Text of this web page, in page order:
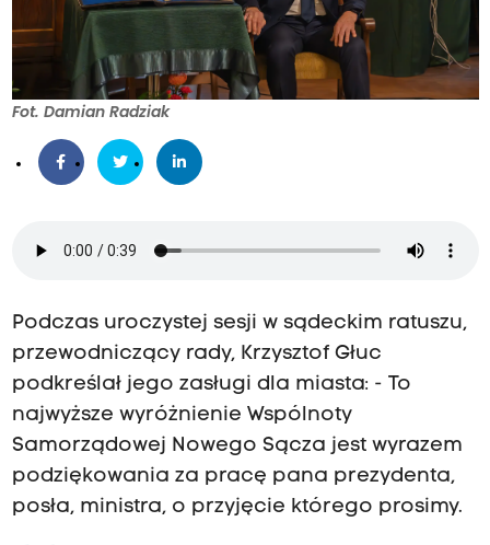
Fot. Damian Radziak
Podczas uroczystej sesji w sądeckim ratuszu,
przewodniczący rady, Krzysztof Głuc
podkreślał jego zasługi dla miasta: - To
najwyższe wyróżnienie Wspólnoty
Samorządowej Nowego Sącza jest wyrazem
podziękowania za pracę pana prezydenta,
posła, ministra, o przyjęcie którego prosimy.